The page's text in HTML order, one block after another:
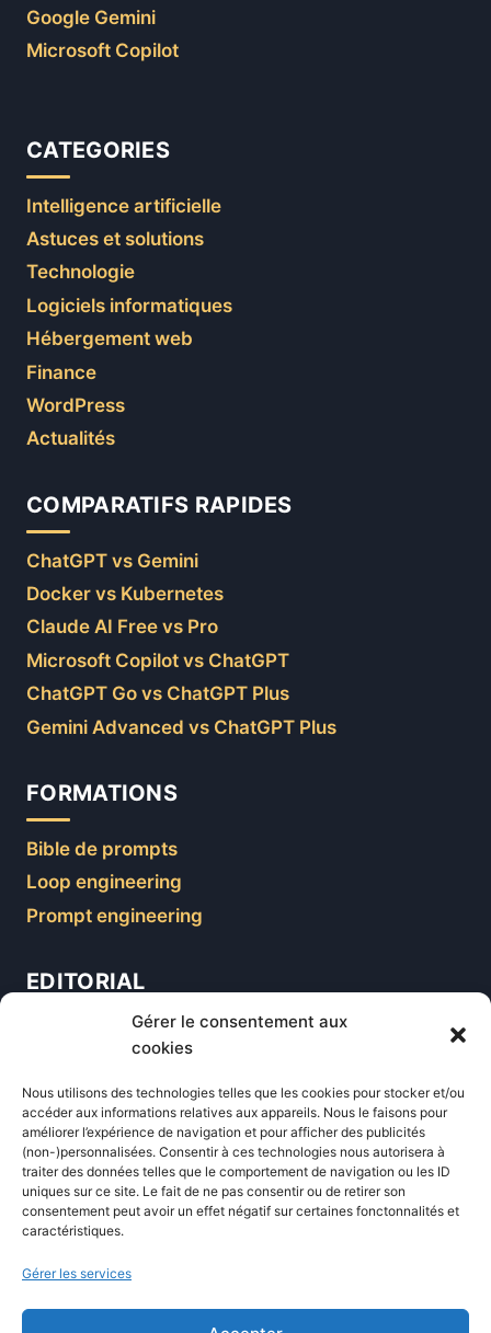
Gérer le consentement aux
cookies
Nous utilisons des technologies telles que les cookies pour stocker et/ou
accéder aux informations relatives aux appareils. Nous le faisons pour
améliorer l’expérience de navigation et pour afficher des publicités
(non-)personnalisées. Consentir à ces technologies nous autorisera à
traiter des données telles que le comportement de navigation ou les ID
uniques sur ce site. Le fait de ne pas consentir ou de retirer son
consentement peut avoir un effet négatif sur certaines fonctonnalités et
caractéristiques.
Gérer les services
Google Gemini
Microsoft Copilot
CATEGORIES
Intelligence artificielle
Astuces et solutions
Technologie
Logiciels informatiques
Hébergement web
Finance
WordPress
Actualités
COMPARATIFS RAPIDES
ChatGPT vs Gemini
Docker vs Kubernetes
Claude AI Free vs Pro
Microsoft Copilot vs ChatGPT
ChatGPT Go vs ChatGPT Plus
Gemini Advanced vs ChatGPT Plus
FORMATIONS
Bible de prompts
Loop engineering
Prompt engineering
EDITORIAL
Formations
Newsletter
Équipe éditoriale
Politique éditoriale
Méthodologie de test
Transparence et affiliation
CritiquePlus dans les médias